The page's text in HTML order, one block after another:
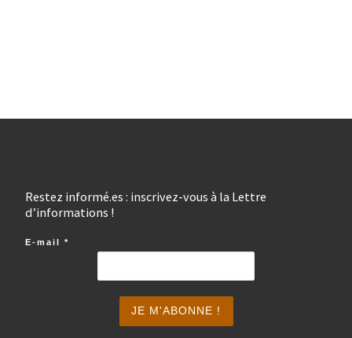
Restez informé.es : inscrivez-vous à la Lettre
d’informations !
E-mail *